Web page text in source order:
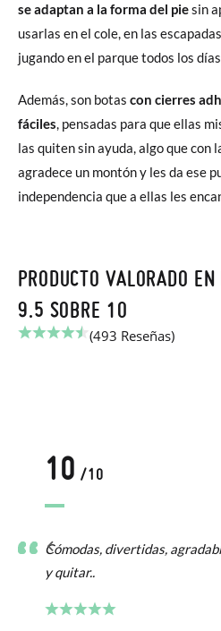
se adaptan a la forma del piesin
usarlas en el cole, en las
jugando en el parque todos los
Además, son botas con cierres
fáciles, pensadas para que ellas
las quiten sin ayuda, algo que con
agradece un montón y les da ese
independencia que a ellas les
PRODUCTO VALORADO
9.5 SOBRE 10
(493 Reseñas)
10 /10
Cómodas, divertidas,
y quitar..